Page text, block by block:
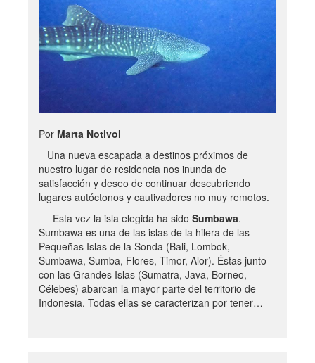
Por Marta Notivol
Una nueva escapada a destinos próximos de
nuestro lugar de residencia nos inunda de
satisfacción y deseo de continuar descubriendo
lugares autóctonos y cautivadores no muy remotos.
Esta vez la isla elegida ha sido Sumbawa.
Sumbawa es una de las islas de la hilera de las
Pequeñas Islas de la Sonda (Bali, Lombok,
Sumbawa, Sumba, Flores, Timor, Alor). Éstas junto
con las Grandes Islas (Sumatra, Java, Borneo,
Célebes) abarcan la mayor parte del territorio de
Indonesia. Todas ellas se caracterizan por tener…